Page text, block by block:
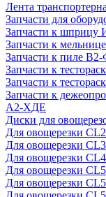
Лента
Запчасти для
Запчасти к шприцу
Запчасти к
Запчасти к пиле
Запчасти к
Запчасти к
Запчасти к
А2-ХДЕ
Диски для
Для овощерезки
Для овощерезки
Для овощерезки
Для овощерезки
Для овощерезки